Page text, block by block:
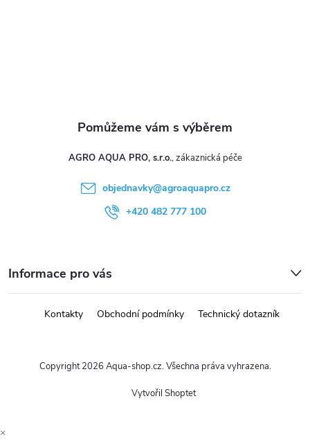
AGRO AQUA PRO, s.r.o.
objednavky@agroaquapro.cz
+420 482 777 100
Informace pro vás
Kontakty Obchodní podmínky Technický dotazník
Vytvořil Shoptet
Copyright 2026 Aqua-shop.cz. Všechna práva vyhrazena.
×